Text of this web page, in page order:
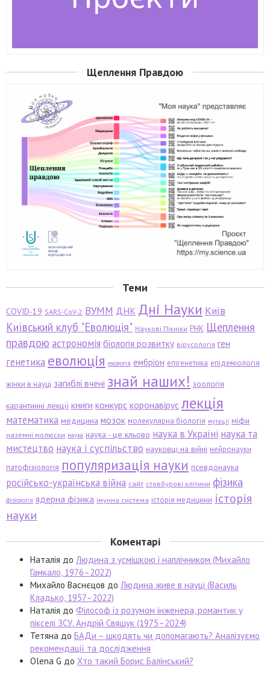
Щеплення Правдою
Теми
COVID-19 SARS-CoV-2 ВУММ ДНК Дні Науки Київ
Київський клуб "Еволюція" Наукові Пікніки РНК Щеплення
правдою астрономія біологія розвитку вірусологія ген
генетика еволюція екологія ембріон епігенетика епідеміологія
жінки в науці загиблі вчені знай наших! зоологія
карантинні лекції книги конкурс коронавірус лекція
математика медицина мозок молекулярна біологія мутації міфи
наземні молюски наука наука - це кльово наука в Україні наука та
мистецтво наука і суспільство науковці на війні нейронауки
патофізіологія популяризація науки псевдонаука
російсько-українська війна сайт стовбурові клітини фізика
фізіологія ядерна фізика імунна система історія медицини історія
науки
Коментарі
Наталія до Людина з усмішкою і наплічником (Михайло
Гамкало, 1976–2022)
Михайло Васнєцов до Людина живе в науці (Василь
Кладько, 1957–2022)
Наталія до Філософ із розумом інженера, романтик у
пікселі ЗСУ. Андрій Свящук (1975–2024)
Тетяна до БАДи – шкодять чи допомагають? Аналізуємо
рекомендації та дослідження
Olena G до Хто такий Борис Балінський?